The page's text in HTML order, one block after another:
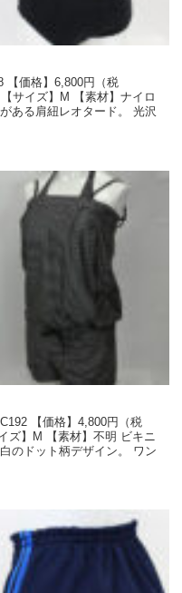
【価格】6,800円（税
サイズ】M 【素材】ナイロ
ある肩紐レオタード。 光沢
【価格】4,800円（税
ズ】M 【素材】不明 ビキニ
のドット柄デザイン。 ワン